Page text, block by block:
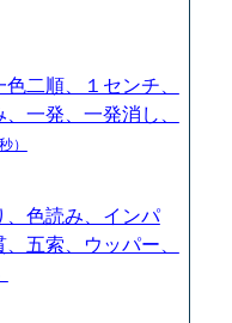
二順、１センチ、
一発、一発消し、
）
、色読み、インパ
五索、ウッパー、